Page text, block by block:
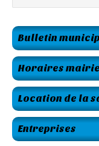
Bulletin
Horaires mairie
Location de la
Entreprises